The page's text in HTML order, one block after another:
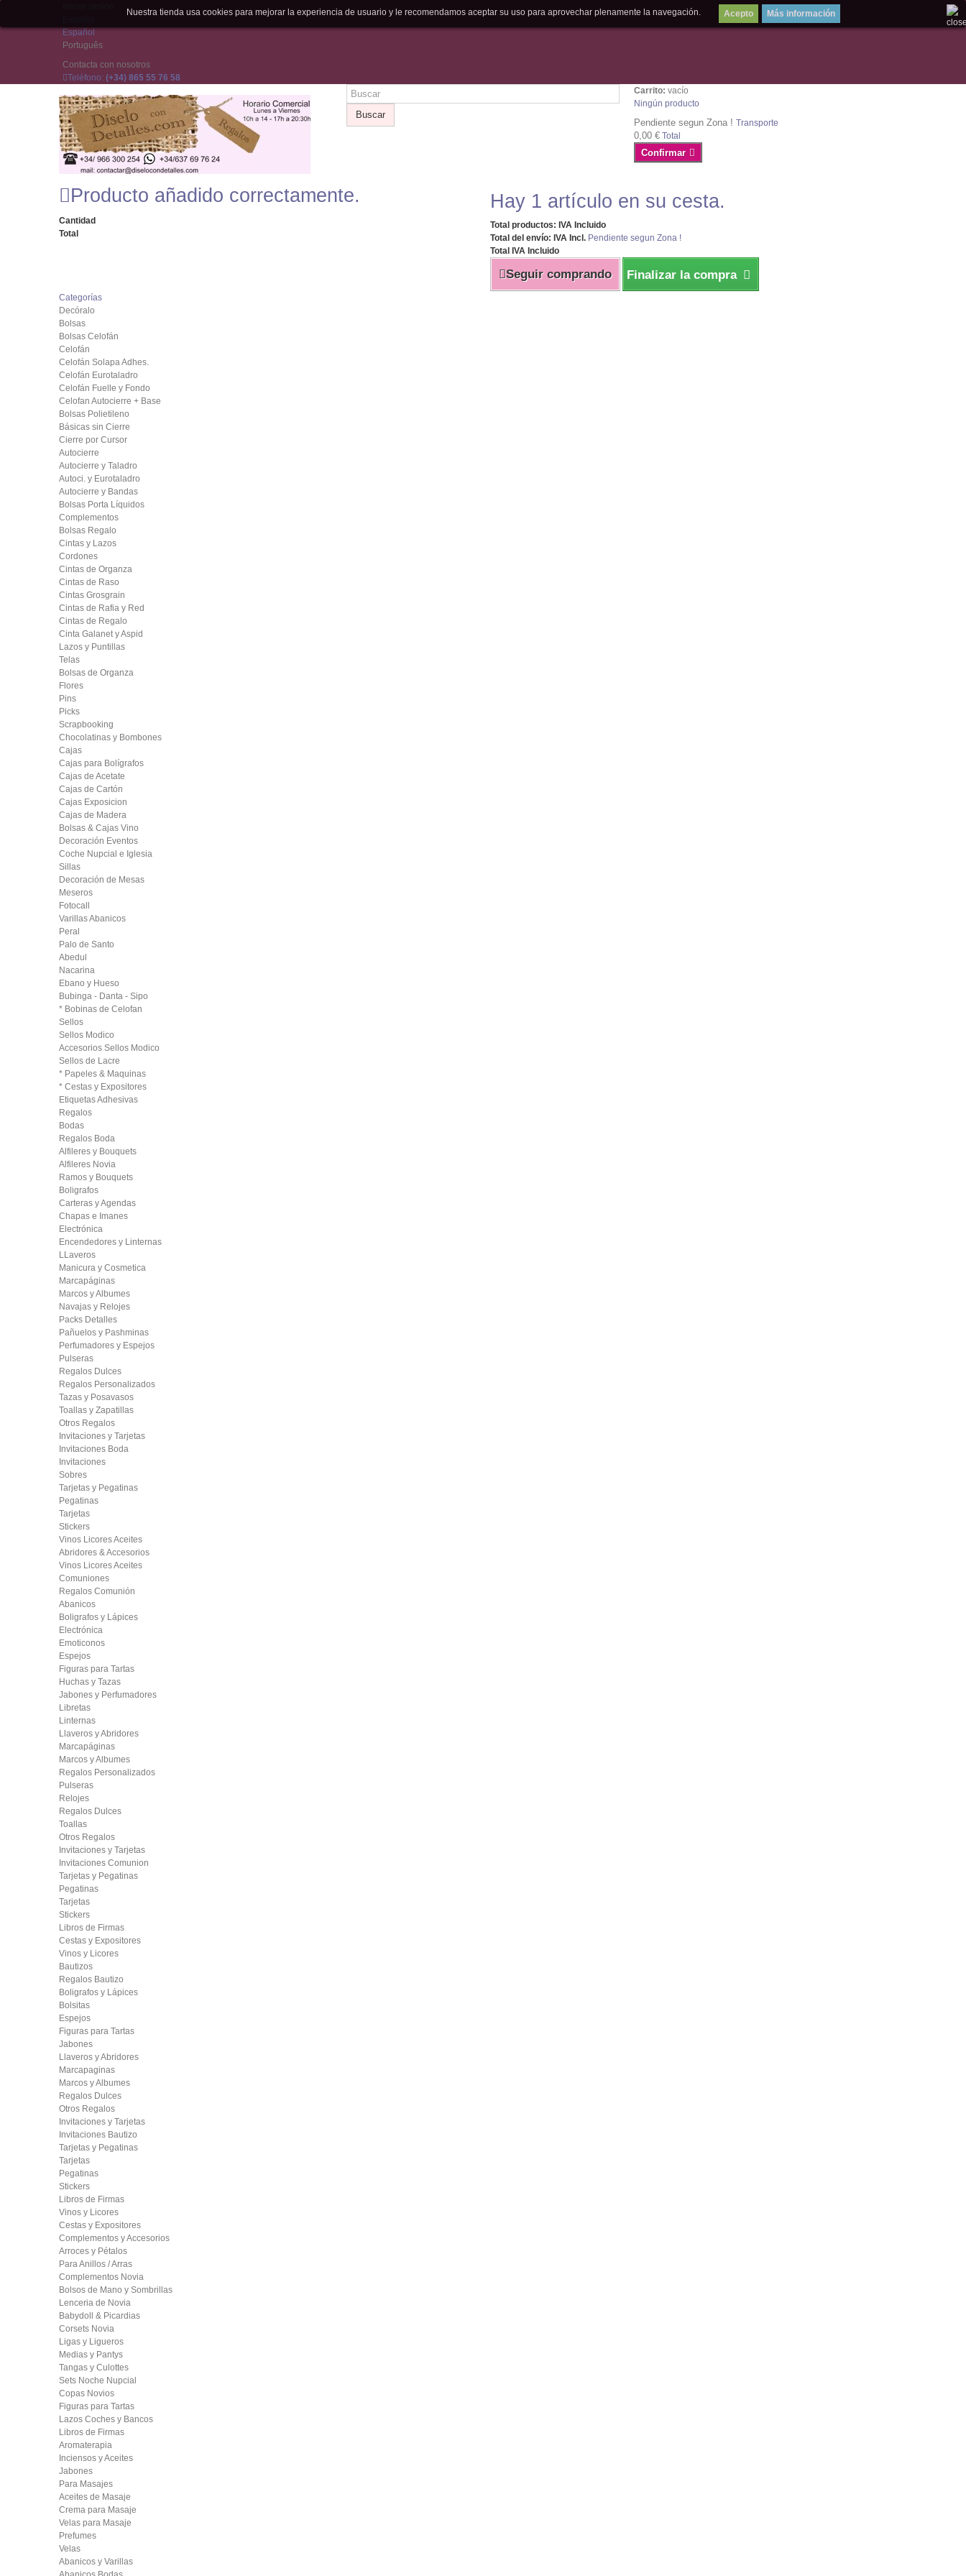
Español
Português
Contacta con nosotros
Teléfono: (+34) 865 55 76 58
Buscar
Carrito: vacío
Ningún producto
Pendiente segun Zona !Transporte
0,00 € Total
Confirmar
Producto añadido correctamente.
Cantidad
Total
Hay 1 artículo en su cesta.
Total productos: IVA Incluido
Total del envío: IVA Incl. Pendiente segun Zona !
Total IVA Incluido
Seguir comprando Finalizar la compra
Categorías
Decóralo
Bolsas
Bolsas Celofán
Celofán
Celofán Solapa Adhes.
Celofán Eurotaladro
Celofán Fuelle y Fondo
Celofan Autocierre + Base
Bolsas Polietileno
Básicas sin Cierre
Cierre por Cursor
Autocierre
Autocierre y Taladro
Autoci. y Eurotaladro
Autocierre y Bandas
Bolsas Porta Líquidos
Complementos
Bolsas Regalo
Cintas y Lazos
Cordones
Cintas de Organza
Cintas de Raso
Cintas Grosgrain
Cintas de Rafia y Red
Cintas de Regalo
Cinta Galanet y Aspid
Lazos y Puntillas
Telas
Bolsas de Organza
Flores
Pins
Picks
Scrapbooking
Chocolatinas y Bombones
Cajas
Cajas para Bolígrafos
Cajas de Acetate
Cajas de Cartón
Cajas Exposicion
Cajas de Madera
Bolsas & Cajas Vino
Decoración Eventos
Coche Nupcial e Iglesia
Sillas
Decoración de Mesas
Meseros
Fotocall
Varillas Abanicos
Peral
Palo de Santo
Abedul
Nacarina
Ebano y Hueso
Bubinga - Danta - Sipo
* Bobinas de Celofan
Sellos
Sellos Modico
Accesorios Sellos Modico
Sellos de Lacre
* Papeles & Maquinas
* Cestas y Expositores
Etiquetas Adhesivas
Regalos
Bodas
Regalos Boda
Alfileres y Bouquets
Alfileres Novia
Ramos y Bouquets
Boligrafos
Carteras y Agendas
Chapas e Imanes
Electrónica
Encendedores y Linternas
LLaveros
Manicura y Cosmetica
Marcapáginas
Marcos y Albumes
Navajas y Relojes
Packs Detalles
Pañuelos y Pashminas
Perfumadores y Espejos
Pulseras
Regalos Dulces
Regalos Personalizados
Tazas y Posavasos
Toallas y Zapatillas
Otros Regalos
Invitaciones y Tarjetas
Invitaciones Boda
Invitaciones
Sobres
Tarjetas y Pegatinas
Pegatinas
Tarjetas
Stickers
Vinos Licores Aceites
Abridores & Accesorios
Vinos Licores Aceites
Comuniones
Regalos Comunión
Abanicos
Boligrafos y Lápices
Electrónica
Emoticonos
Espejos
Figuras para Tartas
Huchas y Tazas
Jabones y Perfumadores
Libretas
Linternas
Llaveros y Abridores
Marcapáginas
Marcos y Albumes
Regalos Personalizados
Pulseras
Relojes
Regalos Dulces
Toallas
Otros Regalos
Invitaciones y Tarjetas
Invitaciones Comunion
Tarjetas y Pegatinas
Pegatinas
Tarjetas
Stickers
Libros de Firmas
Cestas y Expositores
Vinos y Licores
Bautizos
Regalos Bautizo
Boligrafos y Lápices
Bolsitas
Espejos
Figuras para Tartas
Jabones
Llaveros y Abridores
Marcapaginas
Marcos y Albumes
Regalos Dulces
Otros Regalos
Invitaciones y Tarjetas
Invitaciones Bautizo
Tarjetas y Pegatinas
Tarjetas
Pegatinas
Stickers
Libros de Firmas
Vinos y Licores
Cestas y Expositores
Complementos y Accesorios
Arroces y Pétalos
Para Anillos / Arras
Complementos Novia
Bolsos de Mano y Sombrillas
Lenceria de Novia
Babydoll & Picardias
Corsets Novia
Ligas y Ligueros
Medias y Pantys
Tangas y Culottes
Sets Noche Nupcial
Copas Novios
Figuras para Tartas
Lazos Coches y Bancos
Libros de Firmas
Aromaterapia
Inciensos y Aceites
Jabones
Para Masajes
Aceites de Masaje
Crema para Masaje
Velas para Masaje
Prefumes
Velas
Abanicos y Varillas
Nuestra tienda usa cookies para mejorar la experiencia de usuario y le recomendamos aceptar su uso para aprovechar plenamente la navegación. Más información